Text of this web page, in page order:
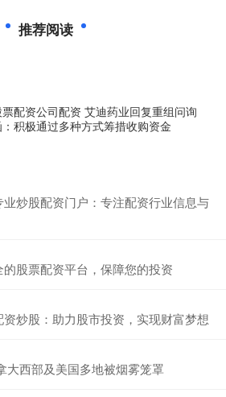
推荐阅读
票配资公司配资 艾迪药业回复重组问询
：积极通过多种方式筹措收购资金
炒股配资门户：专注配资行业信息与
股票配资平台，保障您的投资
炒股：助力股市投资，实现财富梦想
大西部及美国多地被烟雾笼罩